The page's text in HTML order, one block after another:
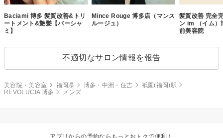
Baciami 博多 髪質改善&トリ
ートメント&艶髪【バーシャ
ミ】
Mince Rouge 博多店（マンス
ルージュ）
髪質改善 完全
ン im （イム）
前美容院
不適切なサロン情報を報告
美容院・美容室 福岡県 博多・中洲・住吉
祇園(福岡)駅
REVOLUCIA 博多
メンズ
アプリからの予約ならもっとおトクで便利！